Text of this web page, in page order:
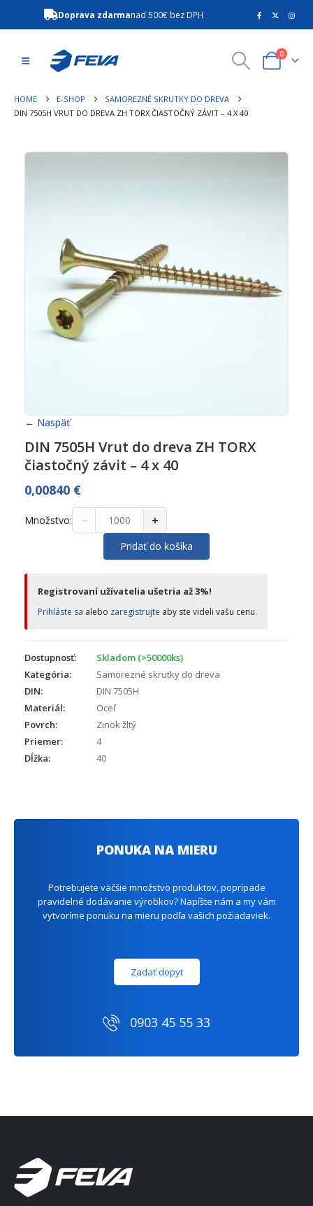
Doprava zdarmanad 500€ bez DPH
0
HOME E-SHOP
SAMOREZNÉ SKRUTKY DO DREVA
DIN 7505H VRUT DO DREVA ZH TORX ČIASTOČNÝ ZÁVIT – 4 X 40
← Naspäť
DIN 7505H Vrut do dreva ZH TORX
čiastočný závit – 4 x 40
0,00840 €
Množstvo: − +
Pridať do košíka
Registrovaní užívatelia ušetria až 3%!
Prihláste sa alebo zaregistrujte aby ste videli vašu cenu.
Dostupnosť:
Skladom (>50000ks)
Kategória:
Samorezné skrutky do dreva
DIN:
DIN 7505H
Materiál:
Oceľ
Povrch:
Zinok žltý
Priemer:
4
Dĺžka:
40
PONUKA NA MIERU
Potrebujete väčšie množstvo produktov, poprípade
pravidelné dodávanie výrobkov? Napíšte nám a my vám
vytvoríme ponuku na mieru podľa vašich požiadaviek.
Zadať dopyt
0903 45 55 33